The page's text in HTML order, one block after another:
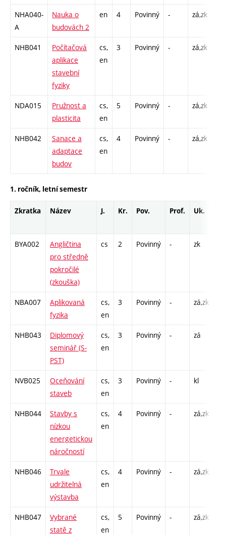
NHA040-
A
Nauka o
budovách 2
en 4 Povinný - zá,zk
NHB041
Počítačová
aplikace
stavební
fyziky
cs,
en
3 Povinný - zá,zk
NDA015
Pružnost a
plasticita
cs,
en
5 Povinný - zá,zk
NHB042
Sanace a
adaptace
budov
cs,
en
4 Povinný - zá,zk
1. ročník, letní semestr
Zkratka Název J. Kr. Pov. Prof. Uk.
BYA002
Angličtina
pro středně
pokročilé
(zkouška)
cs 2 Povinný - zk
NBA007
Aplikovaná
fyzika
cs,
en
3 Povinný - zá,zk
NHB043
Diplomový
seminář (S-
PST)
cs,
en
3 Povinný - zá
NVB025
Oceňování
staveb
cs,
en
3 Povinný - kl
NHB044
Stavby s
nízkou
energetickou
náročností
cs,
en
4 Povinný - zá,zk
NHB046
Trvale
udržitelná
výstavba
cs,
en
4 Povinný - zá,zk
NHB047
Vybrané
statě z
cs,
en
5 Povinný - zá,zk